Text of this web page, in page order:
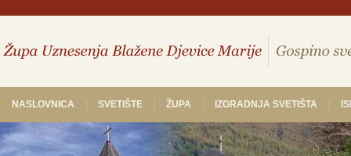
NASLOVNICA SVETIŠTE ŽUPA IZGRADNJA SVETIŠTA